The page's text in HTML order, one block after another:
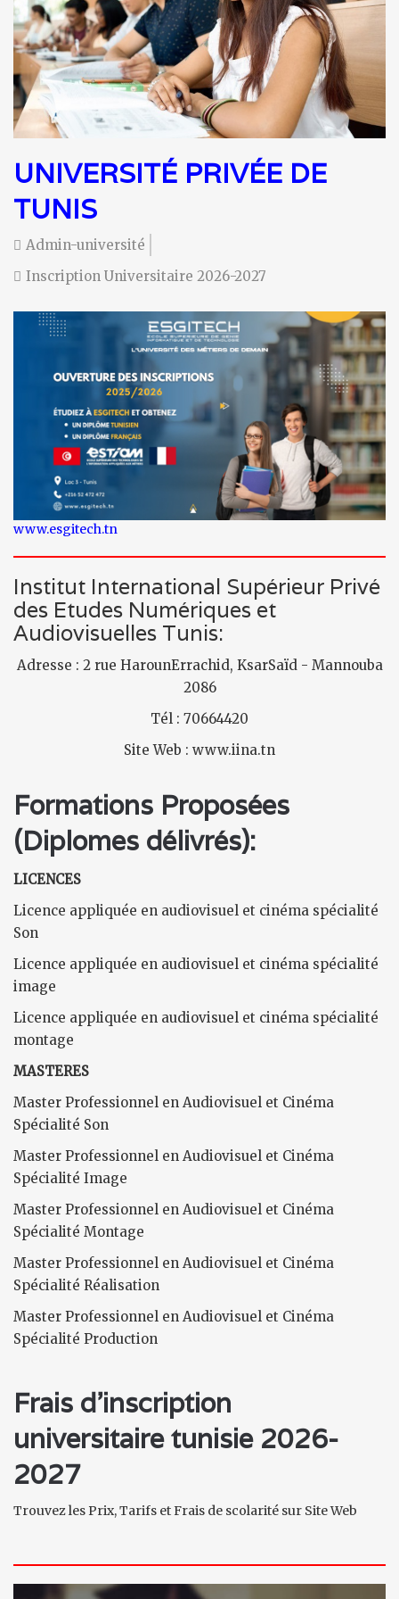
UNIVERSITÉ PRIVÉE DE
TUNIS
Admin-université
Inscription Universitaire 2026-2027
www.esgitech.tn
Institut International Supérieur Privé
des Etudes Numériques et
Audiovisuelles Tunis:
Adresse : 2 rue HarounErrachid, KsarSaïd - Mannouba
2086
Tél : 70664420
Site Web : www.iina.tn
Formations Proposées
(Diplomes délivrés):
LICENCES
Licence appliquée en audiovisuel et cinéma spécialité
Son
Licence appliquée en audiovisuel et cinéma spécialité
image
Licence appliquée en audiovisuel et cinéma spécialité
montage
MASTERES
Master Professionnel en Audiovisuel et Cinéma
Spécialité Son
Master Professionnel en Audiovisuel et Cinéma
Spécialité Image
Master Professionnel en Audiovisuel et Cinéma
Spécialité Montage
Master Professionnel en Audiovisuel et Cinéma
Spécialité Réalisation
Master Professionnel en Audiovisuel et Cinéma
Spécialité Production
Frais d'inscription
universitaire tunisie 2026-
2027
Trouvez les Prix, Tarifs et Frais de scolarité sur Site Web